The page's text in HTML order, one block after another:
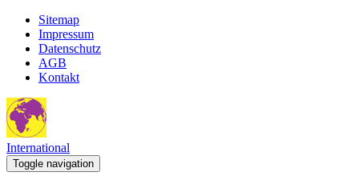
Sitemap
Impressum
Datenschutz
AGB
Kontakt
International
Toggle navigation